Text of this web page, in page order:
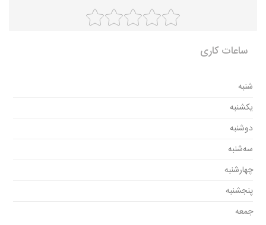
ساعات کاری
شنبه
یکشنبه
دوشنبه
سه‌شنبه
چهارشنبه
پنجشنبه
جمعه